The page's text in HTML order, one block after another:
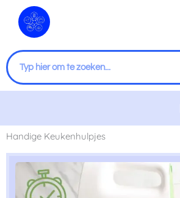
naar
inhoud
Zoeken
Handige Keukenhulpjes